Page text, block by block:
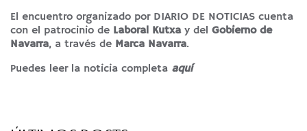
El encuentro organizado por DIARIO DE NOTICIAS cuenta
con el patrocinio de Laboral Kutxay del Gobierno de
Navarra, a través de Marca Navarra.
Puedes leer la noticia completa aquí